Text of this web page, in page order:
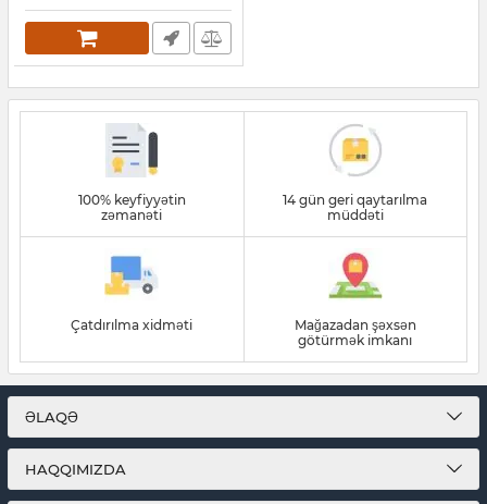
100% keyfiyyətin
zəmanəti
14 gün geri qaytarılma
müddəti
Çatdırılma xidməti
Mağazadan şəxsən
götürmək imkanı
ƏLAQƏ
HAQQIMIZDA